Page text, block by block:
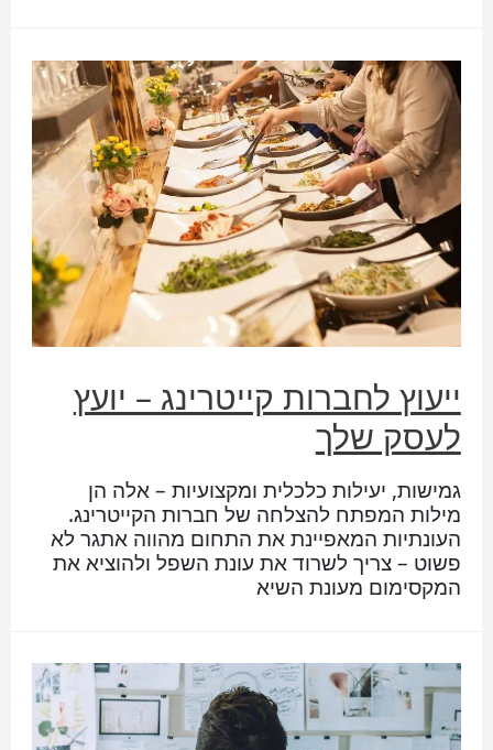
ייעוץ לחברות קייטרינג – יועץ
לעסק שלך
גמישות, יעילות כלכלית ומקצועיות – אלה הן
מילות המפתח להצלחה של חברות הקייטרינג.
העונתיות המאפיינת את התחום מהווה אתגר לא
פשוט – צריך לשרוד את עונת השפל ולהוציא את
המקסימום מעונת השיא